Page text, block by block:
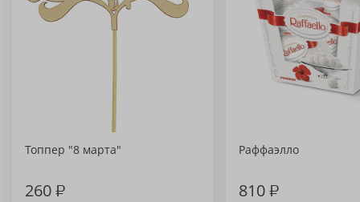
Топпер "8 марта"
260₽
Раффаэлло
810₽